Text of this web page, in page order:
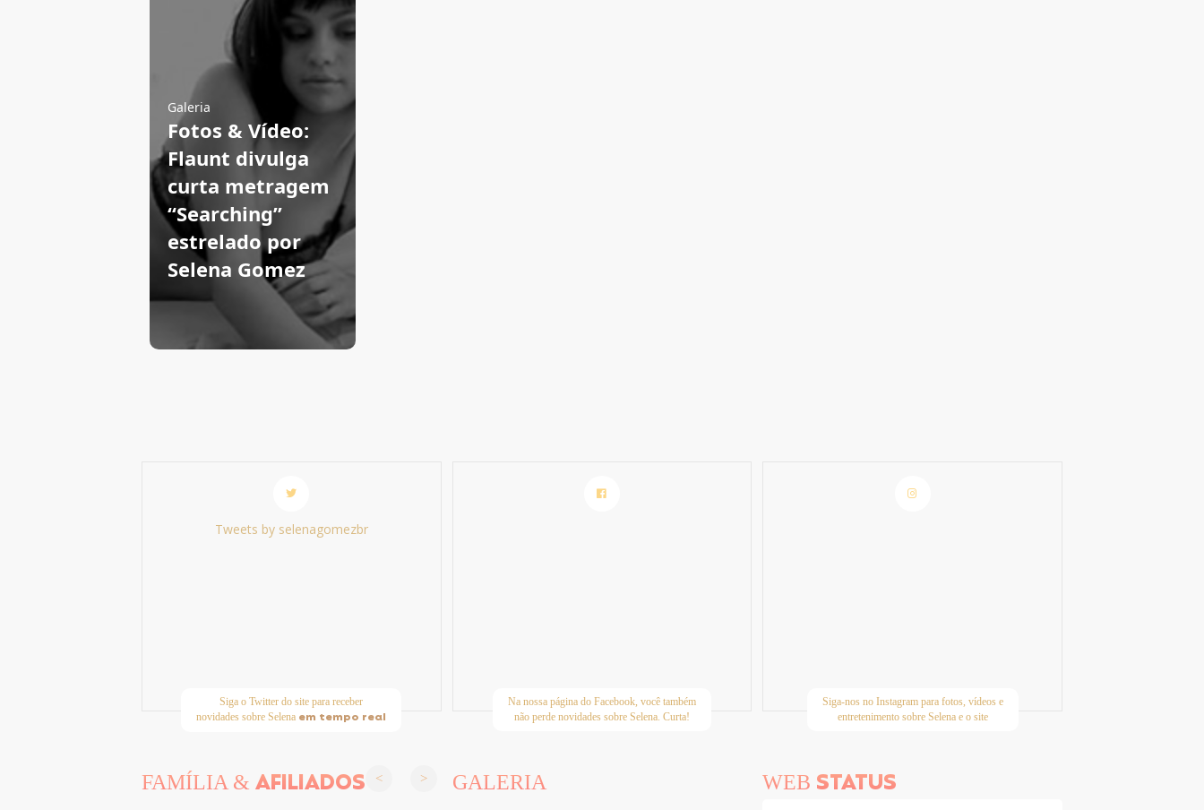
Galeria
Fotos & Vídeo:
Flaunt divulga
curta metragem
“Searching”
estrelado por
Selena Gomez
Tweets by selenagomezbr
Siga o Twitter do site para receber
novidades sobre Selena em tempo real
Na nossa página do Facebook, você também
não perde novidades sobre Selena. Curta!
Siga-nos no Instagram para fotos, vídeos e
entretenimento sobre Selena e o site
FAMÍLIA & AFILIADOS GALERIA WEB STATUS